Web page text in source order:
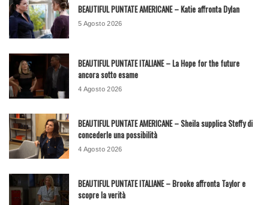
BEAUTIFUL PUNTATE AMERICANE – Katie affronta Dylan
5 Agosto 2026
BEAUTIFUL PUNTATE ITALIANE – La Hope for the future
ancora sotto esame
4 Agosto 2026
BEAUTIFUL PUNTATE AMERICANE – Sheila supplica Steffy di
concederle una possibilità
4 Agosto 2026
BEAUTIFUL PUNTATE ITALIANE – Brooke affronta Taylor e
scopre la verità